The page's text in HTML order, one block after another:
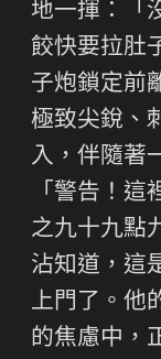
地一揮：「
餃快要拉肚
子炮鎖定前
極致尖銳、
入，伴隨著
「警告！
之九十九點
沾知道，這
上門了。他
的焦慮中，